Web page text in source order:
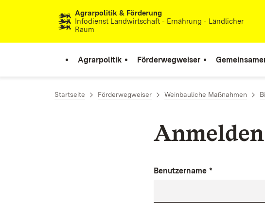
Zum Inhalt springenAgrarpolitik & Förderung
Infodienst Landwirtschaft - Ernährung - Ländlicher
Raum
Agrarpolitik Förderwegweiser
Startseite Förderwegweiser Weinbauliche Maßnahmen
Anmelden
Benutzername *